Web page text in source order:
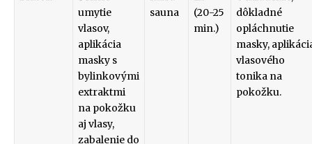
umytie
vlasov,
aplikácia
masky s
bylinkovými
extraktmi
na pokožku
aj vlasy,
zabalenie do
sauna
(20-25
min.)
dôkladné
opláchnutie
masky,
vlasového
tonika na
pokožku.